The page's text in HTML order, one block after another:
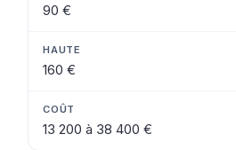
90 €
160 €
13 200 à 38 400 €